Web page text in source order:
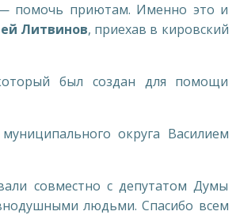
помочь приютам. Именно это и
Литвинов, приехав в кировский
был создан для помощи
округа Василием
совместно с депутатом Думы
людьми. Спасибо всем